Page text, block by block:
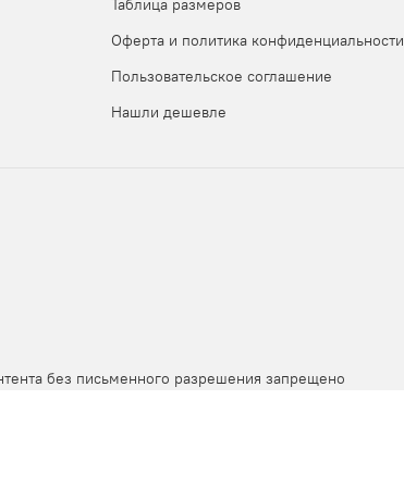
мы нашли таблицу и прислали Вам
Оферта и политика конфиденциальности
Пользовательское соглашение
Нашли дешевле
без письменного разрешения запрещено